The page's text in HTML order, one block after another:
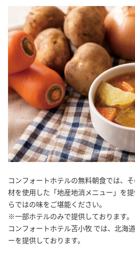
コンフォートホテルの無料朝食では、
材を使用した「地産地消メニュー」を
らではの味をご堪能ください。
※一部ホテルのみで提供しております。
コンフォートホテル苫小牧 では、北海
ーを提供しております。